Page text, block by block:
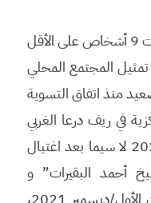
تُضاف إلى ذلك الاغتيالات التي طالت 9 أشخاص على الأقل
المجتمع المحلي
منذ اتفاق التسوية
في ريف درعا الغربي
لتجميد نشاطها في بدايات عام 2022 لا سيما بعد اغتيال
أحمد البقيرات” و
“مصعب البردان”، وذلك في كانون الأول/ديسمبر 2021،